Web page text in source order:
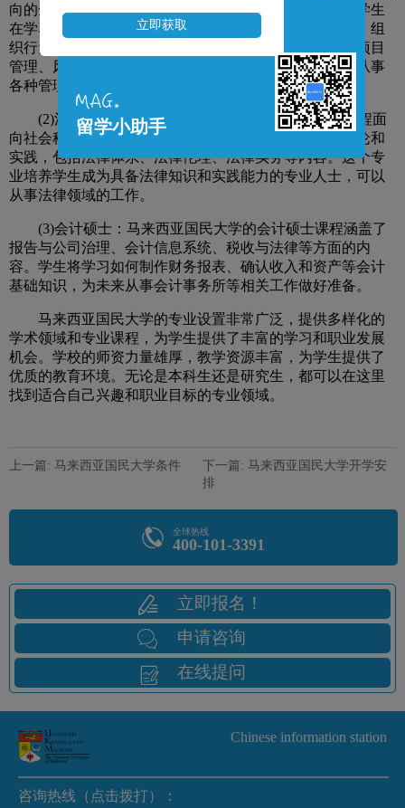
向的全日制课程，为学生提供广泛的管理知识和技能。学生
在学习期间将通过不同课程学习会计、市场营销、商法、组
织行为学与管理、企业财务、决策学、人力资源管理、项目
管理、风险管理等内容。毕业生可以在公共或私营部门从事
各种管理或执行类工作，享有广泛的职业发展机会。
(2)法学硕士：马来西亚国民大学的法学硕士专业课程面
向社会科学领域，提供全日制课程。学生将学习法律理论和
实践，包括法律体系、法律伦理、法律实务等内容。这个专
业培养学生成为具备法律知识和实践能力的专业人士，可以
从事法律领域的工作。
(3)会计硕士：马来西亚国民大学的会计硕士课程涵盖了
报告与公司治理、会计信息系统、税收与法律等方面的内
容。学生将学习如何制作财务报表、确认收入和资产等会计
基础知识，为未来从事会计事务所等相关工作做好准备。
马来西亚国民大学的专业设置非常广泛，提供多样化的
学术领域和专业课程，为学生提供了丰富的学习和职业发展
机会。学校的师资力量雄厚，教学资源丰富，为学生提供了
优质的教育环境。无论是本科生还是研究生，都可以在这里
找到适合自己兴趣和职业目标的专业领域。
上一篇: 马来西亚国民大学条件
下一篇: 马来西亚国民大学开学安
排
全球热线
400-101-3391
立即报名！
申请咨询
在线提问
Chinese information station
咨询热线（点击拨打）：
留学小助手